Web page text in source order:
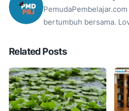
bertumbuh bersama.
Related Posts